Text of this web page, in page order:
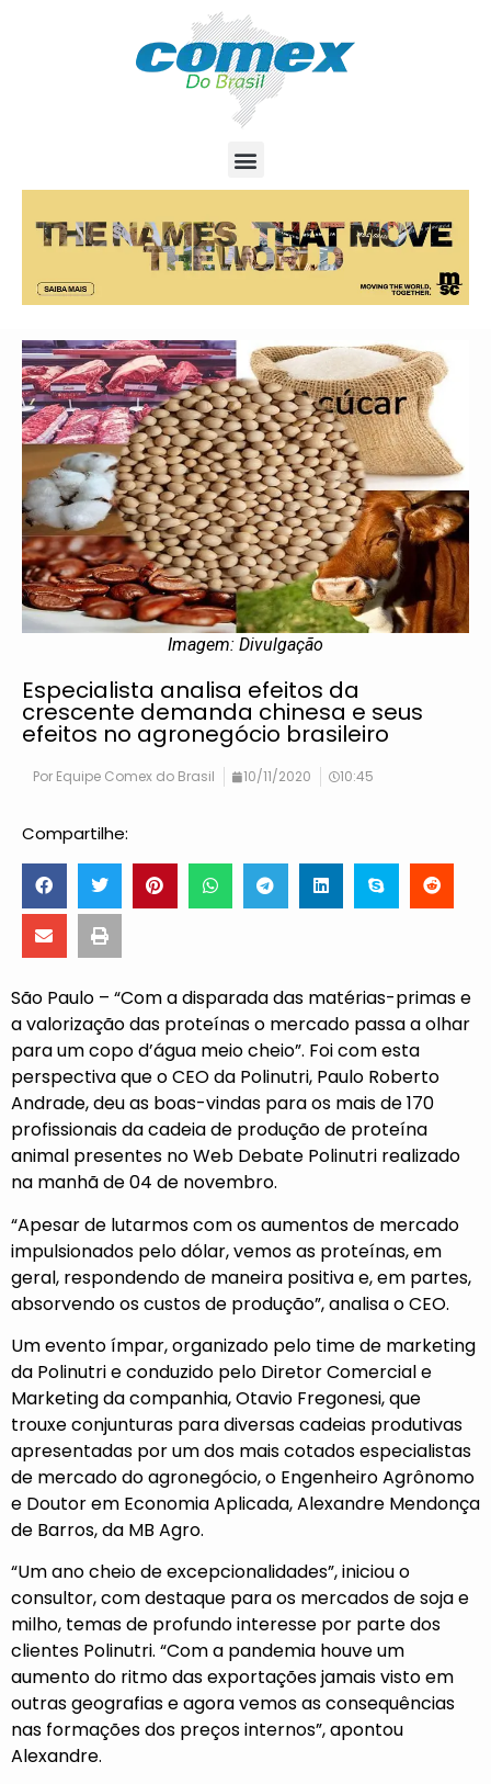
Imagem: Divulgação
Especialista analisa efeitos da
crescente demanda chinesa e seus
efeitos no agronegócio brasileiro
Por Equipe Comex do Brasil 10/11/2020 10:45
Compartilhe:
São Paulo – “Com a disparada das matérias-primas e
a valorização das proteínas o mercado passa a olhar
para um copo d’água meio cheio”. Foi com esta
perspectiva que o CEO da Polinutri, Paulo Roberto
Andrade, deu as boas-vindas para os mais de 170
profissionais da cadeia de produção de proteína
animal presentes no Web Debate Polinutri realizado
na manhã de 04 de novembro.
“Apesar de lutarmos com os aumentos de mercado
impulsionados pelo dólar, vemos as proteínas, em
geral, respondendo de maneira positiva e, em partes,
absorvendo os custos de produção”, analisa o CEO.
Um evento ímpar, organizado pelo time de marketing
da Polinutri e conduzido pelo Diretor Comercial e
Marketing da companhia, Otavio Fregonesi, que
trouxe conjunturas para diversas cadeias produtivas
apresentadas por um dos mais cotados especialistas
de mercado do agronegócio, o Engenheiro Agrônomo
e Doutor em Economia Aplicada, Alexandre Mendonça
de Barros, da MB Agro.
“Um ano cheio de excepcionalidades”, iniciou o
consultor, com destaque para os mercados de soja e
milho, temas de profundo interesse por parte dos
clientes Polinutri. “Com a pandemia houve um
aumento do ritmo das exportações jamais visto em
outras geografias e agora vemos as consequências
nas formações dos preços internos”, apontou
Alexandre.